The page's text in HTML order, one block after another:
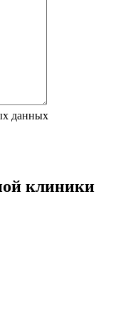
данных
клиники